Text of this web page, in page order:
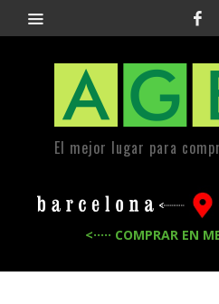
El mejor lugar para
<····· COMPRAR EN